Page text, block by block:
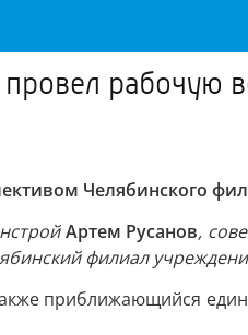
рабочую
Челябинского
Артем Русанов,
филиал
приближающийся